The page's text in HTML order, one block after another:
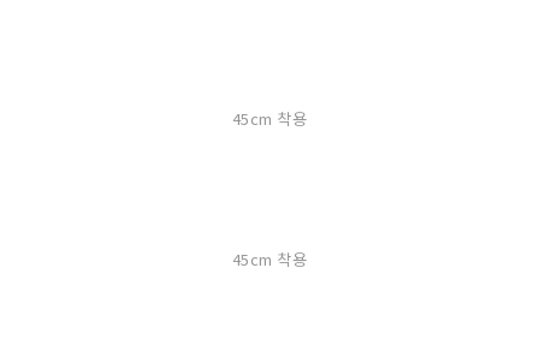
45cm 착용
45cm 착용